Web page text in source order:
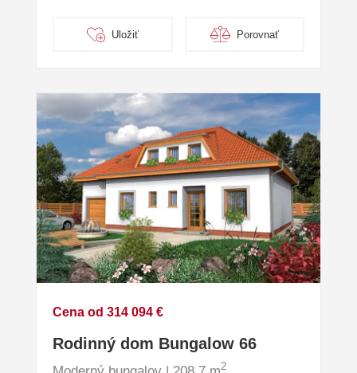
Uložiť Porovnať
Cena od 314 094 €
Rodinný dom Bungalow 66
2